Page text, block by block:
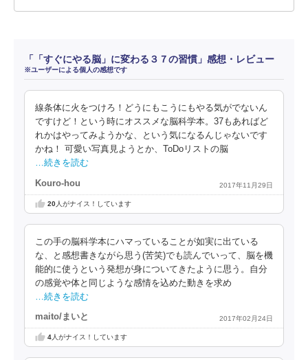
「「すぐにやる脳」に変わる３７の習慣」感想・レビュー
※ユーザーによる個人の感想です
線条体に火をつけろ！どうにもこうにもやる気がでないん
ですけど！という時にオススメな脳科学本。37もあればど
れかはやってみようかな、という気になるんじゃないです
かね！ 可愛い写真見ようとか、ToDoリストの脳
…続きを読む
Kouro-hou 2017年11月29日
20人がナイス！しています
この手の脳科学本にハマっていることが如実に出ている
な、と感想書きながら思う(苦笑)でも読んでいって、脳を機
能的に使うという発想が身についてきたように思う。自分
の感覚や体と同じような感情を込めた動きを求め
…続きを読む
maito/まいと 2017年02月24日
4人がナイス！しています